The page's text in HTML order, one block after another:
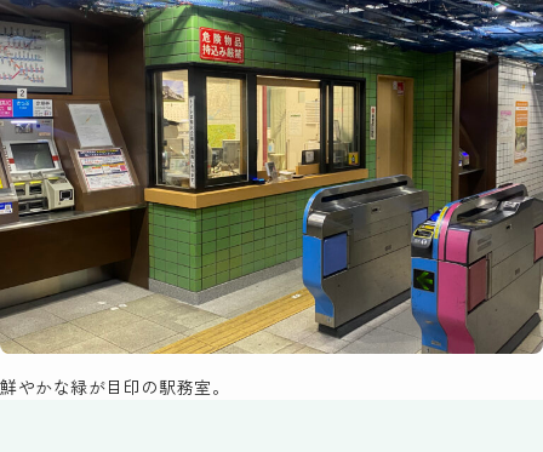
鮮やかな緑が目印の駅務室。